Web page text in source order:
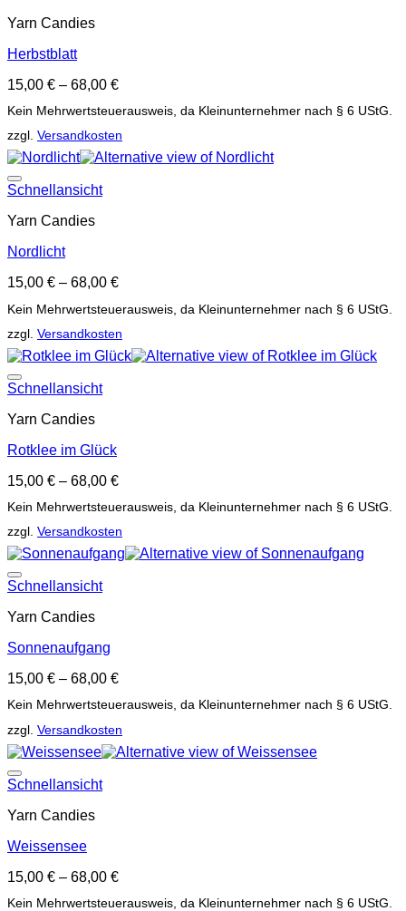
Yarn Candies
Herbstblatt
15,00 € – 68,00 €
Kein Mehrwertsteuerausweis, da Kleinunternehmer nach § 6 UStG.
zzgl. Versandkosten
Schnellansicht
Yarn Candies
Nordlicht
15,00 € – 68,00 €
Kein Mehrwertsteuerausweis, da Kleinunternehmer nach § 6 UStG.
zzgl. Versandkosten
Schnellansicht
Yarn Candies
Rotklee im Glück
15,00 € – 68,00 €
Kein Mehrwertsteuerausweis, da Kleinunternehmer nach § 6 UStG.
zzgl. Versandkosten
Schnellansicht
Yarn Candies
Sonnenaufgang
15,00 € – 68,00 €
Kein Mehrwertsteuerausweis, da Kleinunternehmer nach § 6 UStG.
zzgl. Versandkosten
Schnellansicht
Yarn Candies
Weissensee
15,00 € – 68,00 €
Kein Mehrwertsteuerausweis, da Kleinunternehmer nach § 6 UStG.